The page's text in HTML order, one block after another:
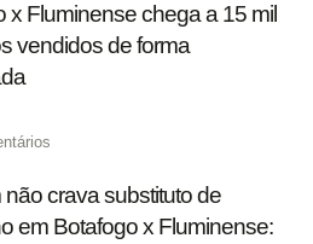
x Fluminense chega a 15 mil
vendidos de forma
não crava substituto de
em Botafogo x Fluminense: